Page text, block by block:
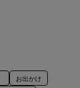
お出かけ